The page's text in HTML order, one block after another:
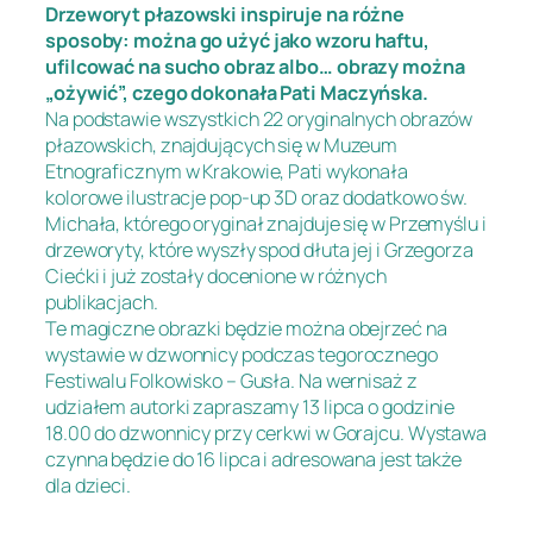
Drzeworyt płazowski inspiruje na różne
sposoby: można go użyć jako wzoru haftu,
ufilcować na sucho obraz albo… obrazy można
„ożywić”, czego dokonała Pati Maczyńska.
Na podstawie wszystkich 22 oryginalnych obrazów
płazowskich, znajdujących się w Muzeum
Etnograficznym w Krakowie, Pati wykonała
kolorowe ilustracje pop-up 3D oraz dodatkowo św.
Michała, którego oryginał znajduje się w Przemyślu i
drzeworyty, które wyszły spod dłuta jej i Grzegorza
Ciećki i już zostały docenione w różnych
publikacjach.
Te magiczne obrazki będzie można obejrzeć na
wystawie w dzwonnicy podczas tegorocznego
Festiwalu Folkowisko – Gusła. Na wernisaż z
udziałem autorki zapraszamy 13 lipca o godzinie
18.00 do dzwonnicy przy cerkwi w Gorajcu. Wystawa
czynna będzie do 16 lipca i adresowana jest także
dla dzieci.